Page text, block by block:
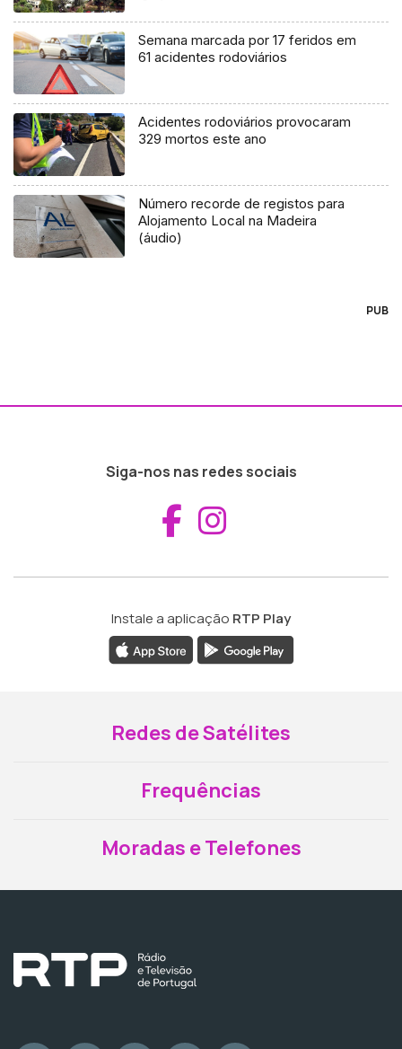
Semana marcada por 17 feridos em
61 acidentes rodoviários
Acidentes rodoviários provocaram
329 mortos este ano
Número recorde de registos para
Alojamento Local na Madeira
(áudio)
PUB
Siga-nos nas redes sociais
Aceder ao
Instale a aplicação RTP Play
Redes de Satélites
Frequências
Moradas e Telefones